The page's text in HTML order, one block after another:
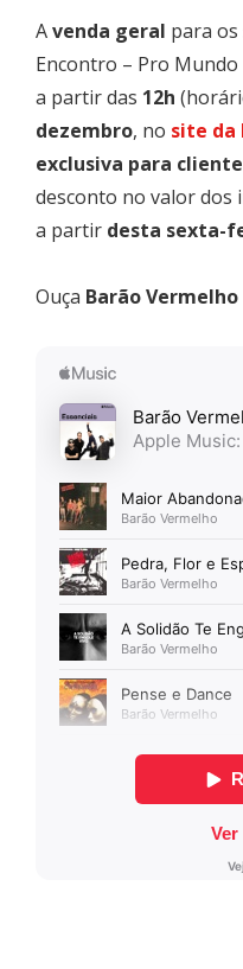
Avenda geral para os
Encontro – Pro
a partir das 12h
dezembro, no site da
exclusiva para
desconto no valor dos
a partir desta sexta-
Ouça Barão Vermelho